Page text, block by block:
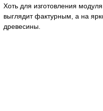
Хоть для изготовления
выглядит фактурным, а на
древесины.